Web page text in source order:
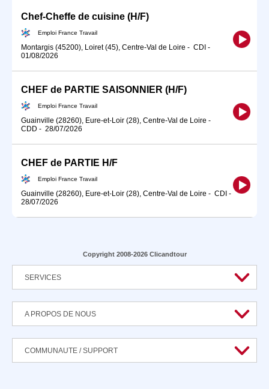
Chef-Cheffe de cuisine (H/F)
Emploi France Travail
Montargis (45200), Loiret (45), Centre-Val de Loire - CDI -
01/08/2026
CHEF de PARTIE SAISONNIER (H/F)
Emploi France Travail
Guainville (28260), Eure-et-Loir (28), Centre-Val de Loire -
CDD - 28/07/2026
CHEF de PARTIE H/F
Emploi France Travail
Guainville (28260), Eure-et-Loir (28), Centre-Val de Loire - CDI -
28/07/2026
Copyright 2008-2026 Clicandtour
SERVICES
A PROPOS DE NOUS
COMMUNAUTE / SUPPORT